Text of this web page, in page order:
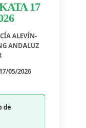
17
ALEVÍN-
ANDALUZ
05/2026
de